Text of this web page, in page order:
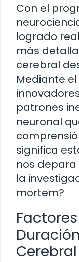
Con el
logrado
más
cerebral
Mediante
patrones
neuronal
significa
nos
la
mortem?
Cerebral